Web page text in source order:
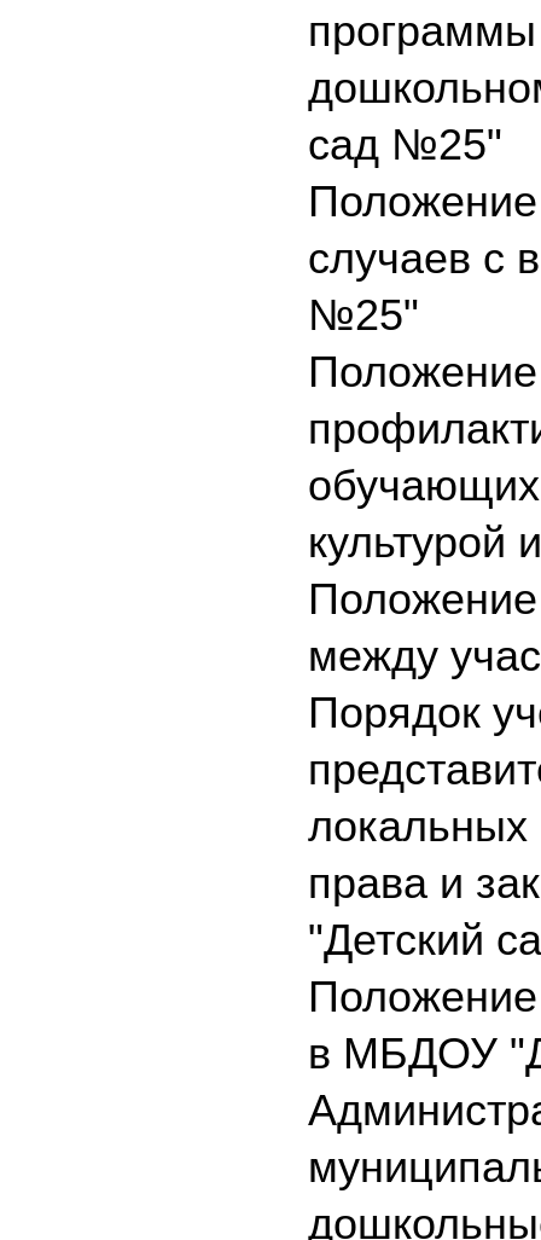
сад №25"
Положение
случаев с
№25"
между
Порядок
локальных
права и
"Детский
Положение
в МБДОУ